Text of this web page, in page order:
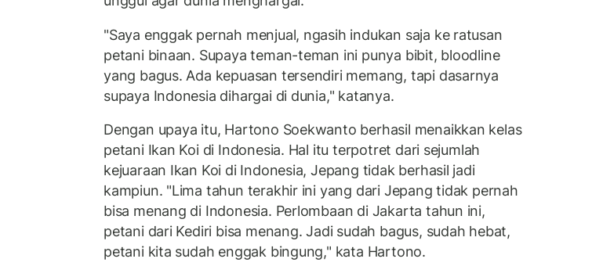
"Saya enggak pernah menjual, ngasih indukan saja ke ratusan
petani binaan. Supaya teman-teman ini punya bibit, bloodline
yang bagus. Ada kepuasan tersendiri memang, tapi dasarnya
supaya Indonesia dihargai di dunia," katanya.
Dengan upaya itu, Hartono Soekwanto berhasil menaikkan kelas
petani Ikan Koi di Indonesia. Hal itu terpotret dari sejumlah
kejuaraan Ikan Koi di Indonesia, Jepang tidak berhasil jadi
kampiun. "Lima tahun terakhir ini yang dari Jepang tidak pernah
bisa menang di Indonesia. Perlombaan di Jakarta tahun ini,
petani dari Kediri bisa menang. Jadi sudah bagus, sudah hebat,
petani kita sudah enggak bingung," kata Hartono.